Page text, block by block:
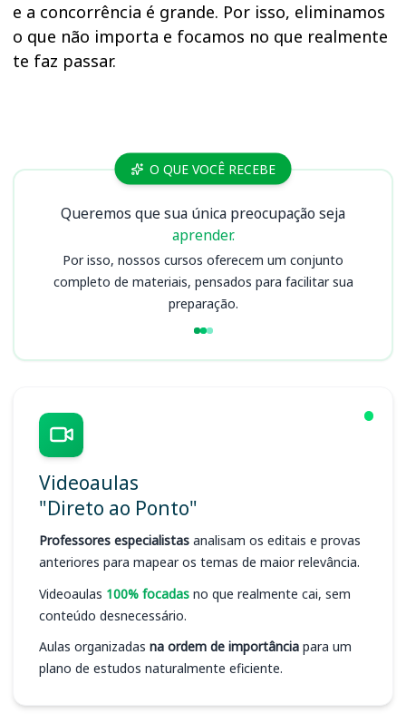
e a concorrência é grande. Por isso, eliminamos
o que não importa e focamos no que realmente
te faz passar.
Cursos CISCOPARO QUE VOCÊ RECEBE
Queremos que sua única preocupação seja
aprender.
Por isso, nossos cursos oferecem um conjunto
completo de materiais, pensados para facilitar sua
preparação.
Videoaulas
"Direto ao Ponto"
Professores especialistas analisam os editais e provas
anteriores para mapear os temas de maior relevância.
Videoaulas 100% focadas no que realmente cai, sem
conteúdo desnecessário.
Aulas organizadas na ordem de importância para um
plano de estudos naturalmente eficiente.